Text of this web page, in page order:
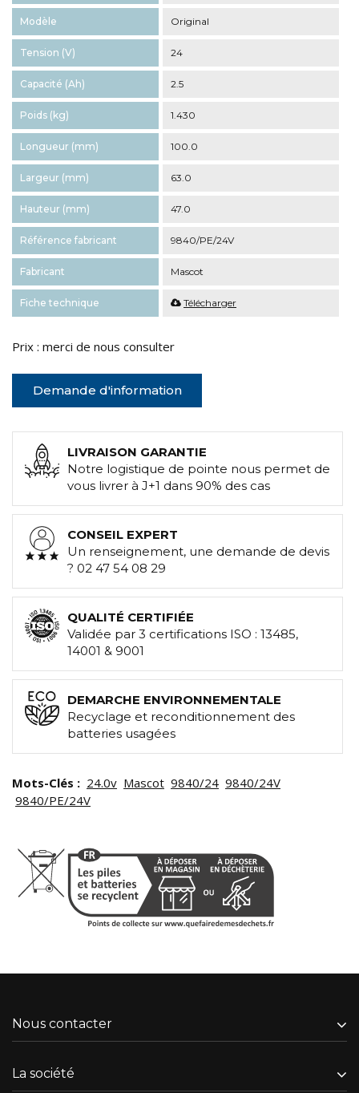
Modèle Original
Tension (V) 24
Capacité (Ah) 2.5
Poids (kg) 1.430
Longueur (mm) 100.0
Largeur (mm) 63.0
Hauteur (mm) 47.0
Référence fabricant 9840/PE/24V
Fabricant Mascot
Fiche technique Télécharger
Prix : merci de nous consulter
Demande d'information
LIVRAISON GARANTIE
Notre logistique de pointe nous permet de
vous livrer à J+1 dans 90% des cas
CONSEIL EXPERT
Un renseignement, une demande de devis
? 02 47 54 08 29
QUALITÉ CERTIFIÉE
Validée par 3 certifications ISO : 13485,
14001 & 9001
DEMARCHE ENVIRONNEMENTALE
Recyclage et reconditionnement des
batteries usagées
Mots-Clés : 24.0v Mascot 9840/24 9840/24V
9840/PE/24V
Nous contacter
La société